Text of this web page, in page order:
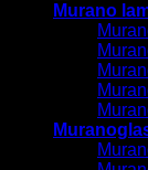
Murano